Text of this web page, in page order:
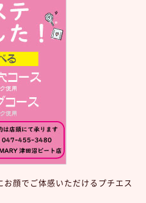
顔でご体感いただけるプチエス